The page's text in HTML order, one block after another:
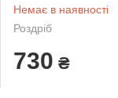
Немає в наявності
Роздріб
730 ₴